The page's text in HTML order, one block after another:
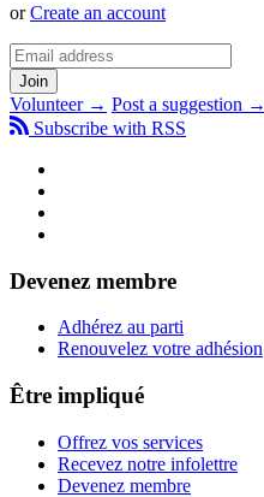
orCreate an account
Volunteer → Post a suggestion →
Subscribe with RSS
Devenez membre
Adhérez au parti
Renouvelez votre adhésion
Être impliqué
Offrez vos services
Recevez notre infolettre
Devenez membre